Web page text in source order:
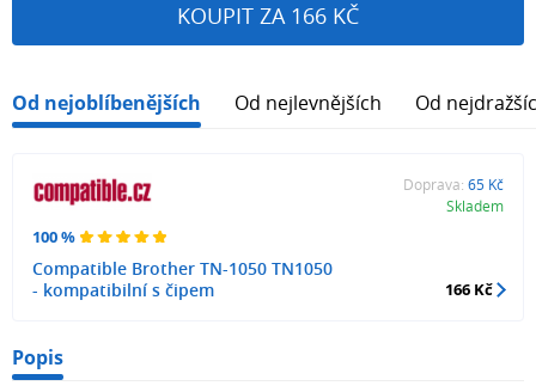
KOUPIT ZA 166 KČ
Od nejoblíbenějších Od nejlevnějších Od
100 %
Compatible Brother TN-1050 TN1050
- kompatibilní s čipem
Doprava: 65 Kč
Skladem
166 Kč
Popis